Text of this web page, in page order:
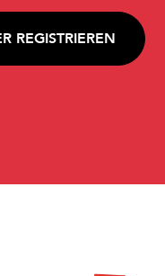
REGISTRIEREN